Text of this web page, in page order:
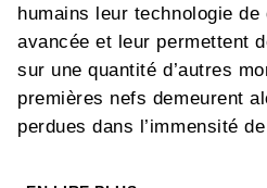
humains leur technologie
avancée et leur permettent
sur une quantité d’autres
premières nefs demeurent
perdues dans l’immensité